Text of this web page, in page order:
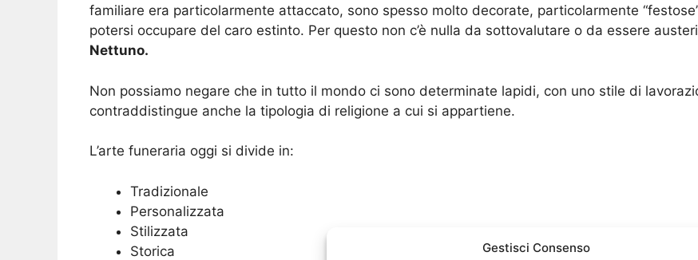
Gestisci Consenso
familiare era particolarmente attaccato, sono spesso molto decorate, particolarmente
potersi occupare del caro estinto. Per questo non c’è nulla da sottovalutare o da essere
Nettuno.
Non possiamo negare che in tutto il mondo ci sono determinate lapidi, con uno stile di
contraddistingue anche la tipologia di religione a cui si appartiene.
L’arte funeraria oggi si divide in:
Tradizionale
Personalizzata
Stilizzata
Storica